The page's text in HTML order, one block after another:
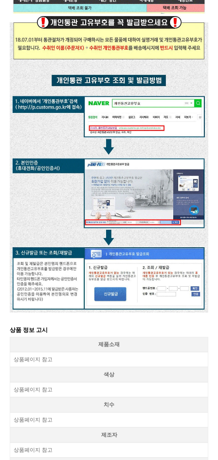
상품 정보 고시
제품소재
상품페이지 참고
색상
상품페이지 참고
치수
상품페이지 참고
제조자
상품페이지 참고